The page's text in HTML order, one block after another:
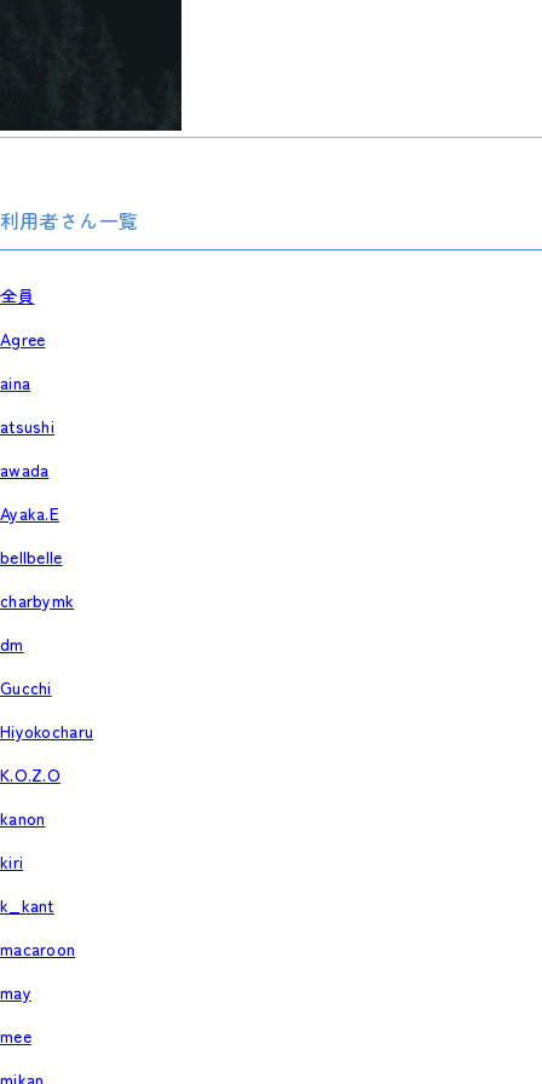
利用者さん一覧
全員
Agree
aina
atsushi
awada
Ayaka.E
bellbelle
charbymk
dm
Gucchi
Hiyokocharu
K.O.Z.O
kanon
kiri
k_kant
macaroon
may
mee
mikan